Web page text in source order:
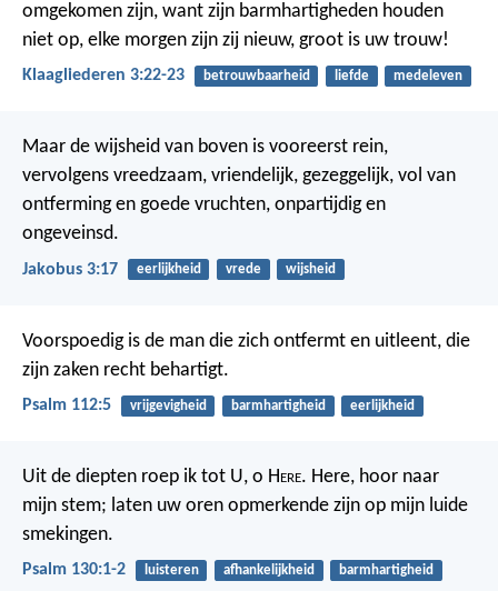
omgekomen zijn, want zijn barmhartigheden houden
niet op, elke morgen zijn zij nieuw, groot is uw trouw!
Klaagliederen 3:22-23 betrouwbaarheid liefde medeleven
Maar de wijsheid van boven is vooreerst rein,
vervolgens vreedzaam, vriendelijk, gezeggelijk, vol van
ontferming en goede vruchten, onpartijdig en
ongeveinsd.
Jakobus 3:17 eerlijkheid vrede wijsheid
Voorspoedig is de man die zich ontfermt en uitleent, die
zijn zaken recht behartigt.
Psalm 112:5 vrijgevigheid barmhartigheid eerlijkheid
Uit de diepten roep ik tot U, o Here. Here, hoor naar
mijn stem; laten uw oren opmerkende zijn op mijn luide
smekingen.
Psalm 130:1-2 luisteren afhankelijkheid barmhartigheid